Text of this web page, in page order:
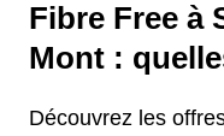
Fibre Free à
Mont :
Découvrez les